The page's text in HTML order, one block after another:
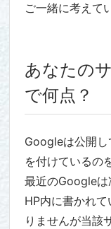
ご一緒に考えて
あなたの
で何点？
Googleは公開し
を付けているの
最近のGoogleは
HP内に書かれ
りませんが当該